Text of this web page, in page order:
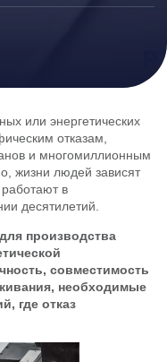
или энергетических
отказам,
и многомиллионным
жизни людей зависят
в
десятилетий.
производства
совместимость
необходимые
где отказ